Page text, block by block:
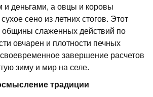
и деньгами, а овцы и коровы
сено из летних стогов. Этот
общины слаженных действий по
овчарен и плотности печных
своевременное завершение расчетов
зиму и мир на селе.
традиции